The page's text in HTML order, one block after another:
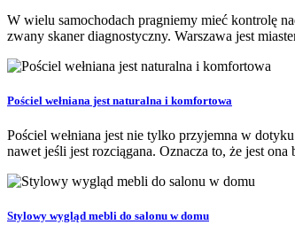
W wielu samochodach pragniemy mieć kontrolę
zwany skaner diagnostyczny. Warszawa jest
Pościel wełniana jest naturalna i komfortowa
Pościel wełniana jest nie tylko przyjemna w
nawet jeśli jest rozciągana. Oznacza to, że jest ona
Stylowy wygląd mebli do salonu w domu